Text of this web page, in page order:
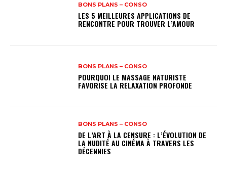
BONS PLANS – CONSO
LES 5 MEILLEURES APPLICATIONS DE
RENCONTRE POUR TROUVER L’AMOUR
BONS PLANS – CONSO
POURQUOI LE MASSAGE NATURISTE
FAVORISE LA RELAXATION PROFONDE
BONS PLANS – CONSO
DE L’ART À LA CENSURE : L’ÉVOLUTION DE
LA NUDITÉ AU CINÉMA À TRAVERS LES
DÉCENNIES